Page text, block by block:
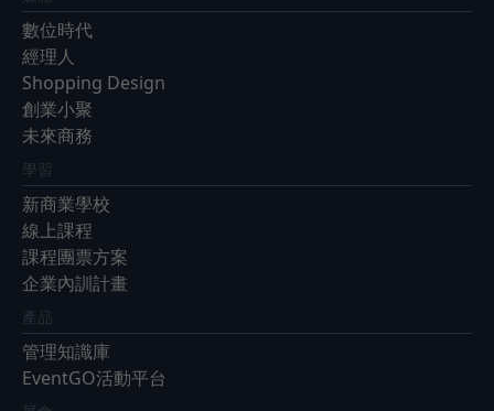
數位時代
經理人
Shopping Design
創業小聚
未來商務
學習
新商業學校
線上課程
課程團票方案
企業內訓計畫
產品
管理知識庫
EventGO活動平台